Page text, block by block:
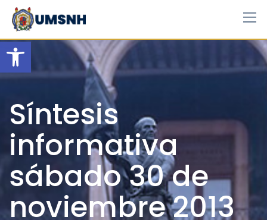
Open toolbar
Skip
content
Síntesis
informativa
sábado 30 de
noviembre 2013